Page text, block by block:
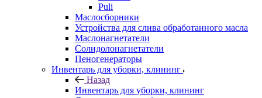
Puli
Маслосборники
Устройства для слива обработанного масла
Маслонагнетатели
Солидолонагнетатели
Пеногенераторы
Инвентарь для уборки, клининг
Назад
Инвентарь для уборки, клининг